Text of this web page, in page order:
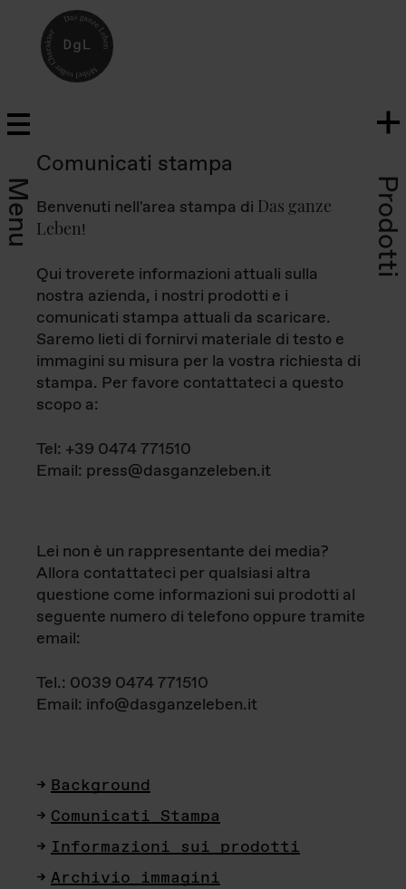
Menu Prodotti
Comunicati stampa
Benvenuti nell'area stampa di Das ganze
Leben!
Qui troverete informazioni attuali sulla
nostra azienda, i nostri prodotti e i
comunicati stampa attuali da scaricare.
Saremo lieti di fornirvi materiale di testo e
immagini su misura per la vostra richiesta di
stampa. Per favore contattateci a questo
scopo a:
Tel: +39 0474 771510
Email: press@dasganzeleben.it
Lei non è un rappresentante dei media?
Allora contattateci per qualsiasi altra
questione come informazioni sui prodotti al
seguente numero di telefono oppure tramite
email:
Tel.: 0039 0474 771510
Email: info@dasganzeleben.it
Background
Comunicati Stampa
Informazioni sui prodotti
Archivio immagini